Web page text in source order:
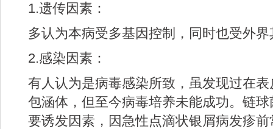
1.遗传因素：
多认为本病受多基因控制，同时也受外
2.感染因素：
有人认为是病毒感染所致，虽发现过在
包涵体，但至今病毒培养未能成功。链
要诱发因素，因急性点滴状银屑病发疹